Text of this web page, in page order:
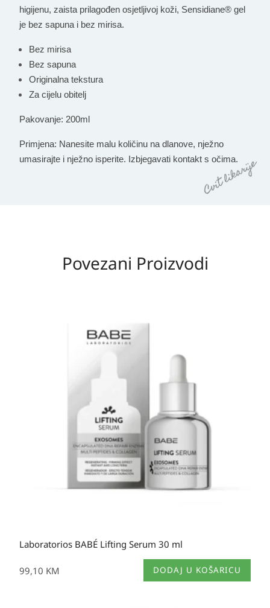
higijenu, zaista prilagođen osjetljivoj koži, Sensidiane® gel
je bez sapuna i bez mirisa.
Bez mirisa
Bez sapuna
Originalna tekstura
Za cijelu obitelj
Pakovanje: 200ml
Primjena: Nanesite malu količinu na dlanove, nježno
umasirajte i nježno isperite. Izbjegavati kontakt s očima.
Povezani Proizvodi
Laboratorios BABÉ Lifting Serum 30 ml
99,10 KM DODAJ U KOŠARICU